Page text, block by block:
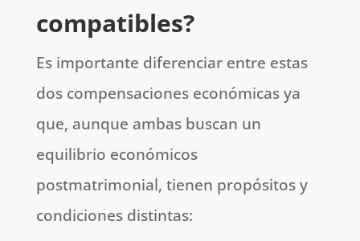
compatibles?
Es importante diferenciar entre estas
dos compensaciones económicas ya
que, aunque ambas buscan un
equilibrio económicos
postmatrimonial, tienen propósitos y
condiciones distintas: